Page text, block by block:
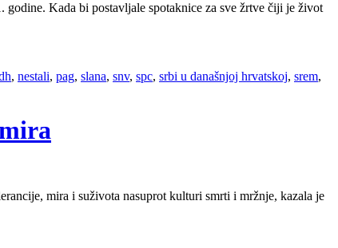
Kada bi postavljale spotaknice za sve žrtve čiji je život
, nestali, pag, slana, snv, spc, srbi u današnjoj hrvatskoj, srem,
mira i suživota nasuprot kulturi smrti i mržnje, kazala je